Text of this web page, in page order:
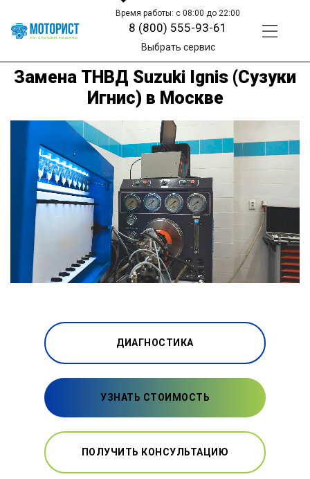
Время работы: с 08:00 до 22:00
8 (800) 555-93-61
Выбрать сервис
Замена ТНВД Suzuki Ignis (Сузуки
Игнис) в Москве
ДИАГНОСТИКА
УЗНАТЬ СТОИМОСТЬ
ПОЛУЧИТЬ КОНСУЛЬТАЦИЮ